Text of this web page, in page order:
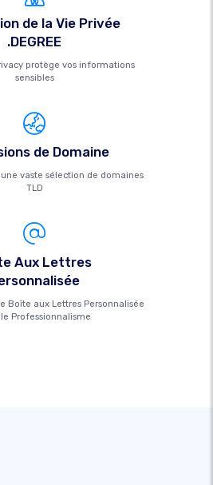
de la Vie Privée
.DEGREE
protège vos informations
sensibles
de Domaine
vaste sélection de domaines
TLD
Aux Lettres
Boîte aux Lettres Personnalisée
Professionnalisme